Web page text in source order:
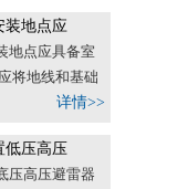
装地点应
地点应具备室
将地线和基础
详情>>
低压高压
压高压避雷器